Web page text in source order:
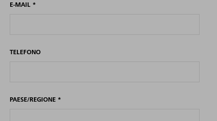
E-MAIL *
TELEFONO
PAESE/REGIONE *